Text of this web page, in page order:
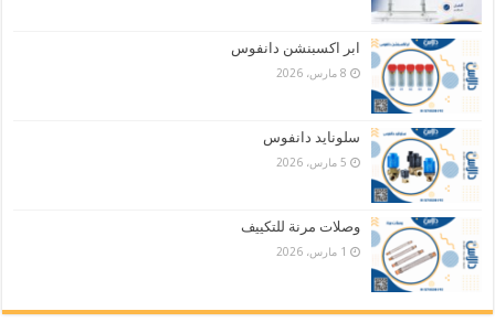
ابر اكسبنشن دانفوس
8 مارس، 2026
سلونايد دانفوس
5 مارس، 2026
وصلات مرنة للتكييف
1 مارس، 2026